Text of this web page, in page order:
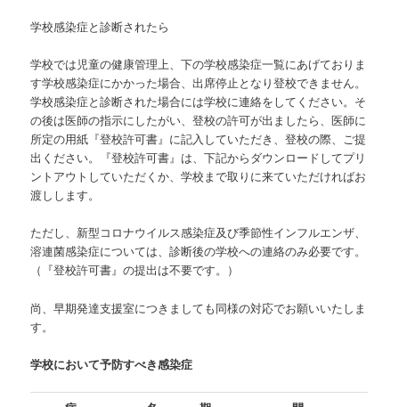
学校感染症と診断されたら
学校では児童の健康管理上、下の学校感染症一覧にあげておりま
す学校感染症にかかった場合、出席停止となり登校できません。
学校感染症と診断された場合には学校に連絡をしてください。そ
の後は医師の指示にしたがい、登校の許可が出ましたら、医師に
所定の用紙『登校許可書』に記入していただき、登校の際、ご提
出ください。『登校許可書』は、下記からダウンロードしてプリ
ントアウトしていただくか、学校まで取りに来ていただければお
渡しします。
ただし、新型コロナウイルス感染症及び季節性インフルエンザ、
溶連菌感染症については、診断後の学校への連絡のみ必要です。
（『登校許可書』の提出は不要です。）
尚、早期発達支援室につきましても同様の対応でお願いいたしま
す。
学校において予防すべき感染症